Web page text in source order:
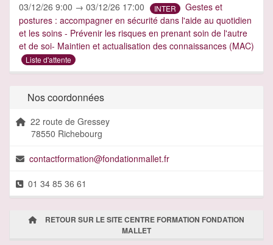
03/12/26 9:00 → 03/12/26 17:00 INTER
Gestes et
postures : accompagner en sécurité dans l'aide au quotidien
et les soins - Prévenir les risques en prenant soin de l'autre
et de soi- Maintien et actualisation des connaissances (MAC)
Liste d'attente
Nos coordonnées
22 route de Gressey
78550 Richebourg
contactformation@fondationmallet.fr
01 34 85 36 61
RETOUR SUR LE SITE CENTRE FORMATION FONDATION
MALLET